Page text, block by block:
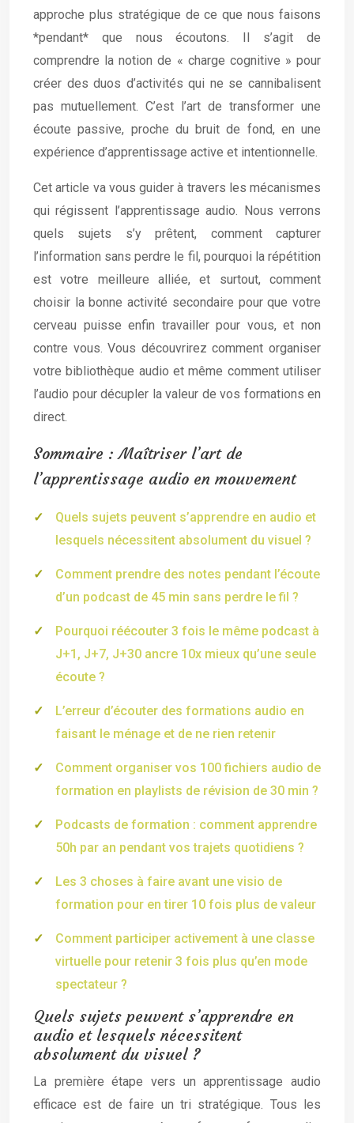
approche plus stratégique de ce que nous faisons
*pendant* que nous écoutons. Il s’agit de
comprendre la notion de « charge cognitive » pour
créer des duos d’activités qui ne se cannibalisent
pas mutuellement. C’est l’art de transformer une
écoute passive, proche du bruit de fond, en une
expérience d’apprentissage active et intentionnelle.
Cet article va vous guider à travers les mécanismes
qui régissent l’apprentissage audio. Nous verrons
quels sujets s’y prêtent, comment capturer
l’information sans perdre le fil, pourquoi la répétition
est votre meilleure alliée, et surtout, comment
choisir la bonne activité secondaire pour que votre
cerveau puisse enfin travailler pour vous, et non
contre vous. Vous découvrirez comment organiser
votre bibliothèque audio et même comment utiliser
l’audio pour décupler la valeur de vos formations en
direct.
Sommaire : Maîtriser l’art de
l’apprentissage audio en mouvement
Quels sujets peuvent s’apprendre en audio et
lesquels nécessitent absolument du visuel ?
Comment prendre des notes pendant l’écoute
d’un podcast de 45 min sans perdre le fil ?
Pourquoi réécouter 3 fois le même podcast à
J+1, J+7, J+30 ancre 10x mieux qu’une seule
écoute ?
L’erreur d’écouter des formations audio en
faisant le ménage et de ne rien retenir
Comment organiser vos 100 fichiers audio de
formation en playlists de révision de 30 min ?
Podcasts de formation : comment apprendre
50h par an pendant vos trajets quotidiens ?
Les 3 choses à faire avant une visio de
formation pour en tirer 10 fois plus de valeur
Comment participer activement à une classe
virtuelle pour retenir 3 fois plus qu’en mode
spectateur ?
Quels sujets peuvent s’apprendre en
audio et lesquels nécessitent
absolument du visuel ?
La première étape vers un apprentissage audio
efficace est de faire un tri stratégique. Tous les